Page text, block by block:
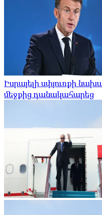
Իսրայելի սփյուռքի
մեջքից դանակահարեց